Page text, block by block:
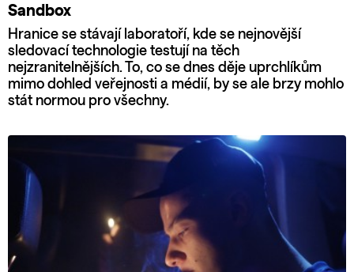
Sandbox
Hranice se stávají laboratoří, kde se nejnovější
sledovací technologie testují na těch
nejzranitelnějších. To, co se dnes děje uprchlíkům
mimo dohled veřejnosti a médií, by se ale brzy mohlo
stát normou pro všechny.